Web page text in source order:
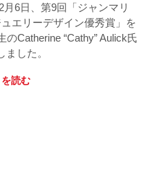
6日、第9回「ジャンマリ
エリーデザイン優秀賞」を
Catherine “Cathy” Aulick氏
ました。
読む